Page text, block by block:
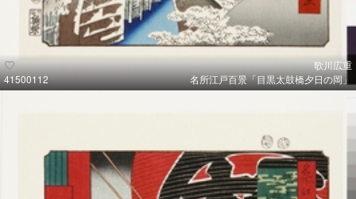
41500112
歌川広重
名所江戸百景「目黒太鼓橋夕日の岡」